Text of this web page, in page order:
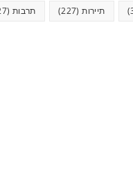
תיירות(227) תרבות (127)